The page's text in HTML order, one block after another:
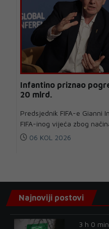
Infantino priznao
20 mlrd.
Predsjednik FIFA-e Gianni
FIFA-inog vijeća zbog
06 KOL 2026
Najnoviji postovi
3 h 0 min